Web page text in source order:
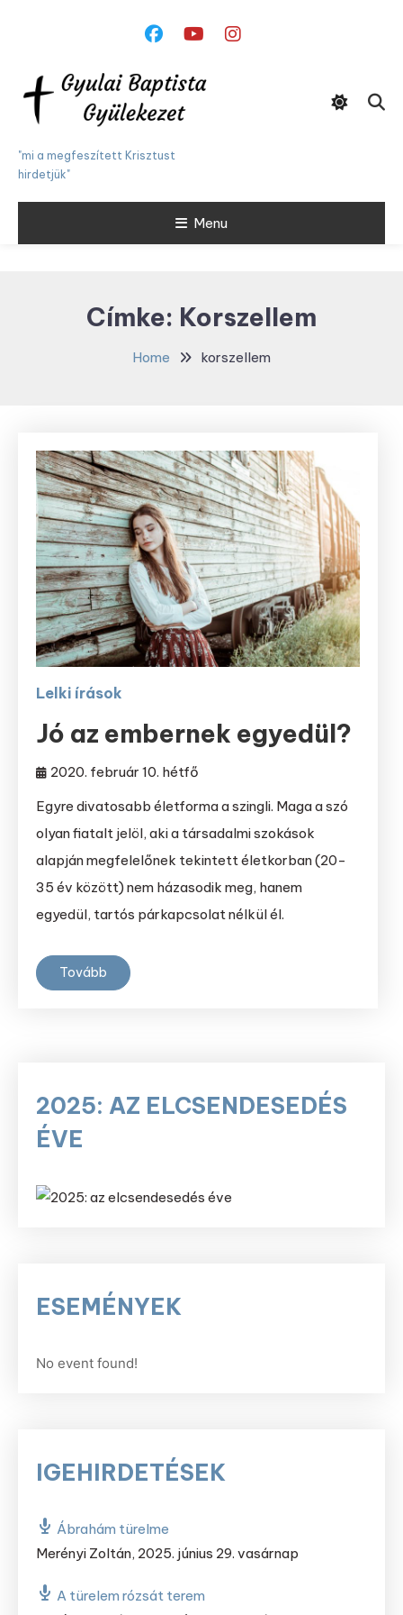
"mi a megfeszített Krisztust
hirdetjük"
Menu
Címke: Korszellem
Home korszellem
Lelki írások
Jó az embernek egyedül?
2020. február 10. hétfő
Egyre divatosabb életforma a szingli. Maga a szó
olyan fiatalt jelöl, aki a társadalmi szokások
alapján megfelelőnek tekintett életkorban (20-
35 év között) nem házasodik meg, hanem
egyedül, tartós párkapcsolat nélkül él.
Tovább
2025: AZ ELCSENDESEDÉS
ÉVE
ESEMÉNYEK
No event found!
IGEHIRDETÉSEK
Ábrahám türelme
Merényi Zoltán, 2025. június 29. vasárnap
A türelem rózsát terem